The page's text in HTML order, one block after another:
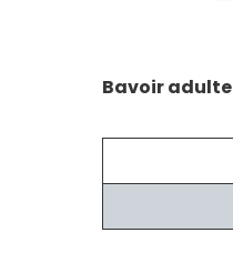
Bavoir adulte